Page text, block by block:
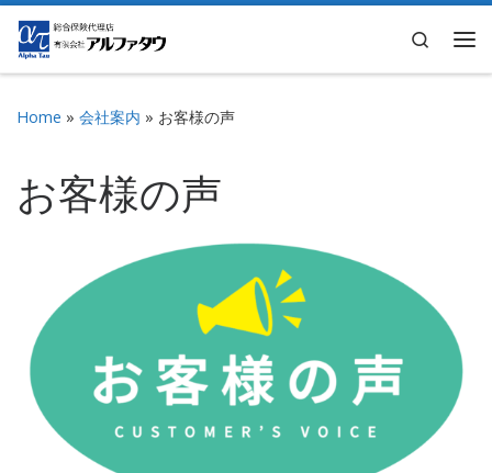
Skip to content
Search
Home » 会社案内 » お客様の声
お客様の声